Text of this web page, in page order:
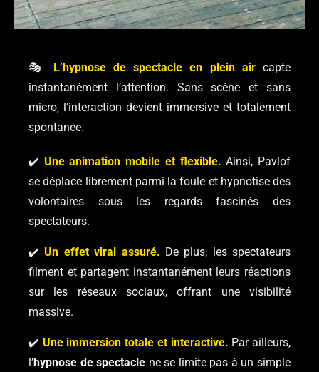
🎭 L’hypnose de spectacle en plein aircapte
instantanément l’attention. Sans scène et sans
micro, l’interaction devient immersive et totalement
spontanée.
✔️ Une animation mobile et flexible. Ainsi, Pavlof
se déplace librement parmi la foule et hypnotise des
volontaires sous les regards fascinés des
spectateurs.
✔️Un effet viral assuré. De plus, les spectateurs
filment et partagent instantanément leurs réactions
sur les réseaux sociaux, offrant une visibilité
massive.
✔️ Une immersion totale et interactive. Par ailleurs,
l’hypnose de spectacle ne se limite pas à un simple